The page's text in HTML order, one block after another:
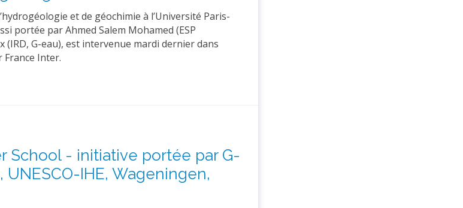
et de géochimie à l’Université Paris-
portée par Ahmed Salem Mohamed (ESP
(IRD, G-eau), est intervenue mardi dernier dans
France Inter.
School - initiative portée par G-
UNESCO-IHE, Wageningen,